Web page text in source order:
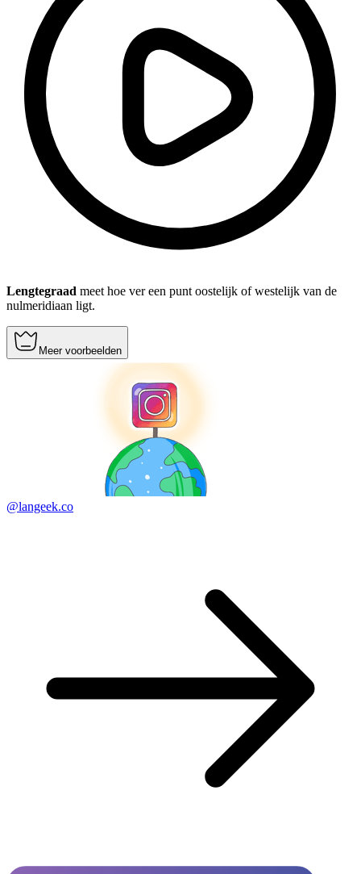
Lengtegraad meet hoe ver een punt oostelijk of westelijk van de
nulmeridiaan ligt.
Meer voorbeelden
@langeek.co